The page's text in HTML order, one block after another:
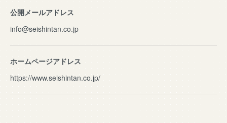
公開メールアドレス
info@seishintan.co.jp
ホームページアドレス
https://www.seishintan.co.jp/